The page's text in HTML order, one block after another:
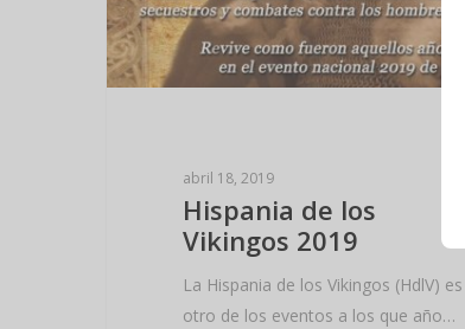
abril 18, 2019
Hispania de los
Vikingos 2019
La Hispania de los Vikingos (HdlV) es
otro de los eventos a los que año…